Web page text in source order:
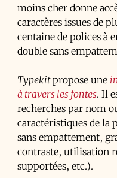
moins cher donne
caractères issues de
centaine de polices à
double sans
Typekitpropose une
à travers les fontes. Il
recherches par nom
caractéristiques de la
sans empattement,
contraste, utilisation
supportées, etc.).